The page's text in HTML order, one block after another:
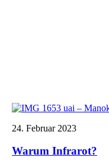
24. Februar 2023
Warum Infrarot?